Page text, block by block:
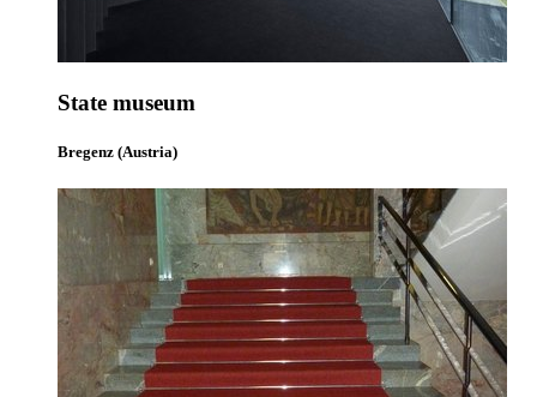
State museum
Bregenz (Austria)